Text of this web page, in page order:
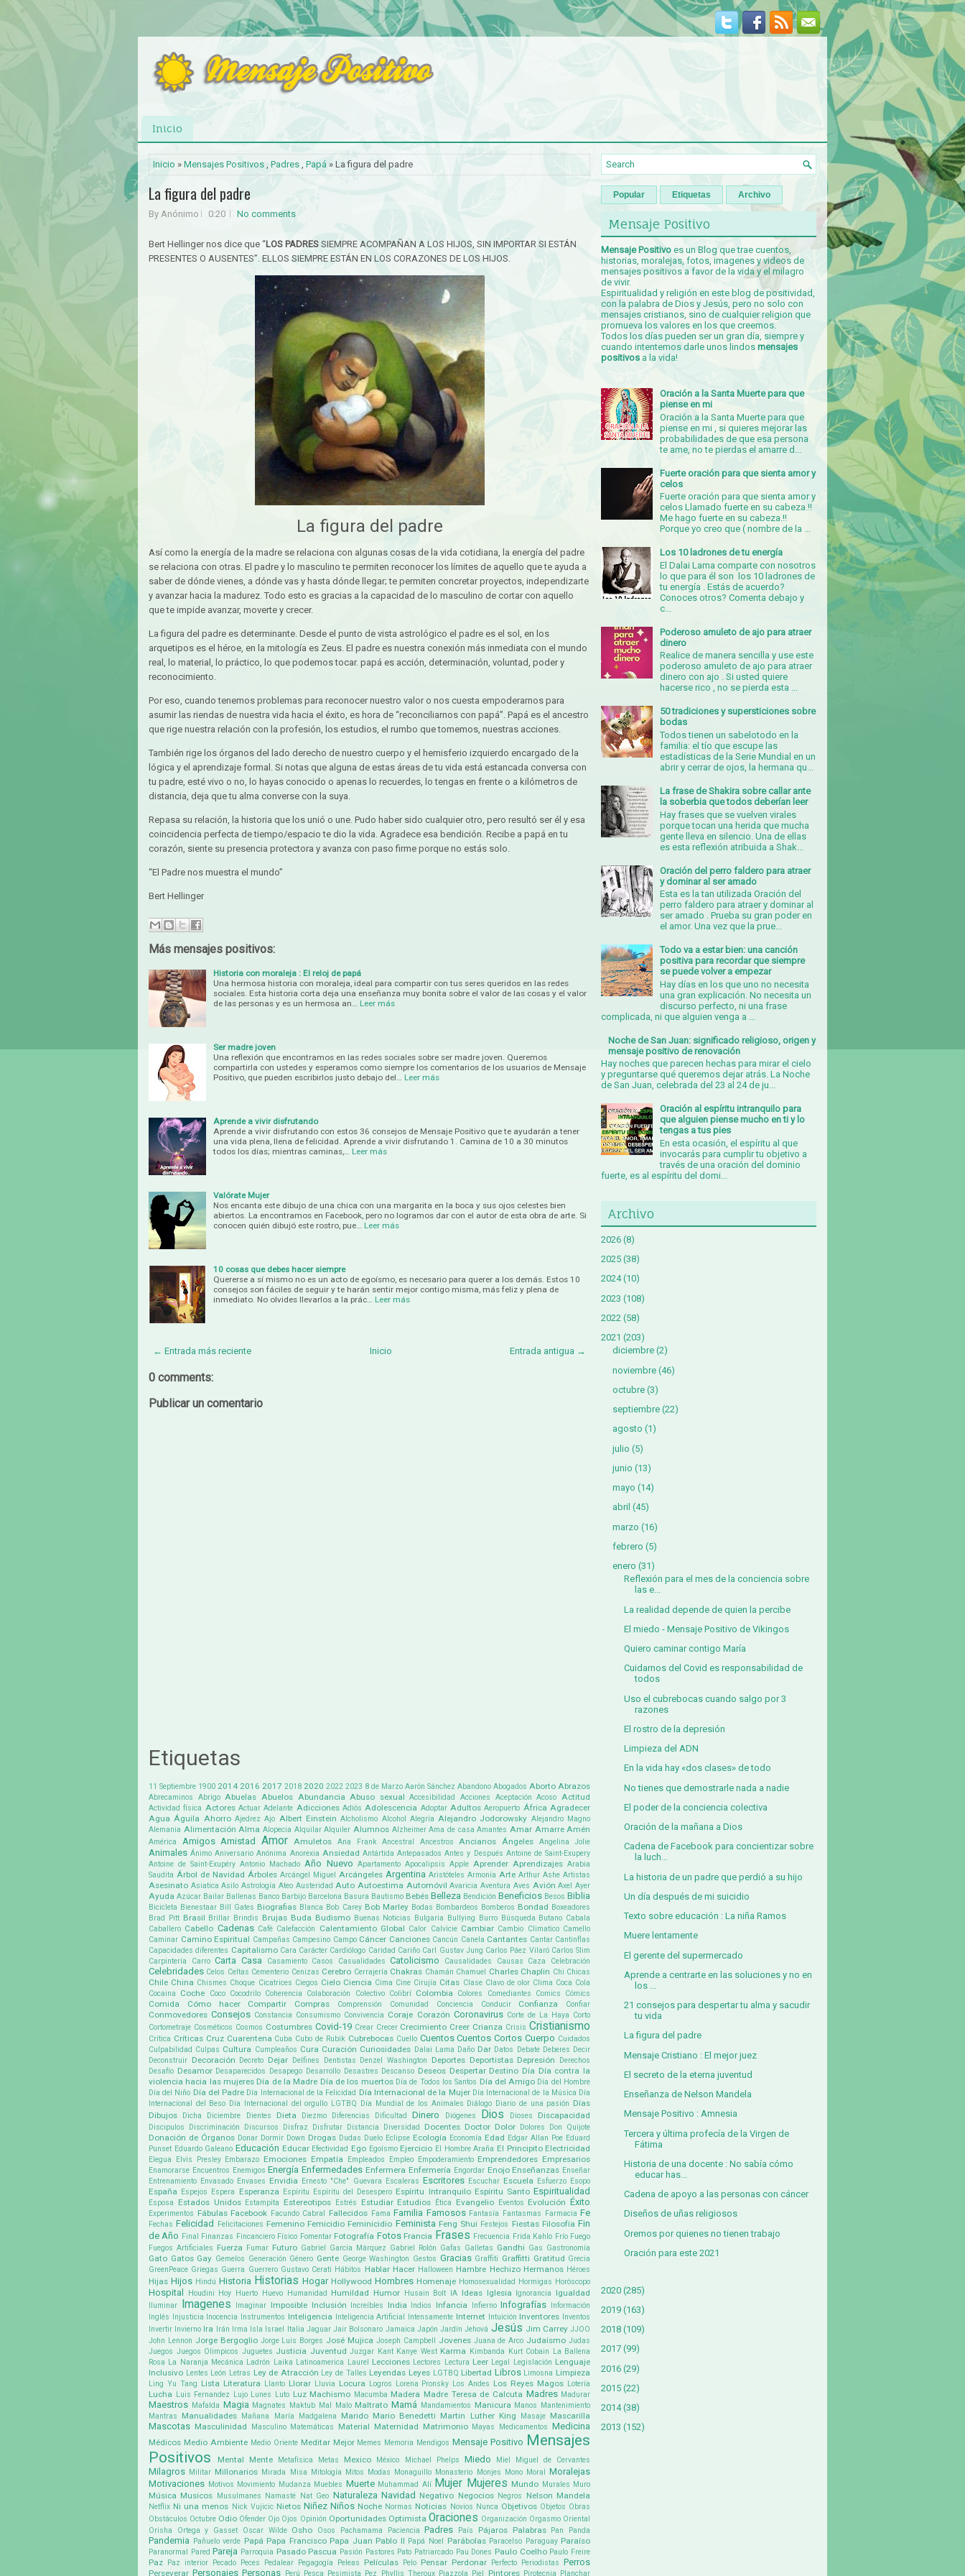
Inicio
Inicio » Mensajes Positivos , Padres , Papá » La figura del padre
La figura del padre
By Anónimo 0:20 No comments
Bert Hellinger nos dice que “LOS PADRES SIEMPRE ACOMPAÑAN A LOS HIJOS, SIN IMPORTAR SI ESTÁN
PRESENTES O AUSENTES”. ELLOS SIEMPRE ESTÁN EN LOS CORAZONES DE LOS HIJOS.
La figura del padre
Así como la energía de la madre se relaciona con algunas cosas de la vida cotidiana, la energía del padre
se relaciona con otras. El padre y lo masculino te permiten reconocer los límites de aquello que te ayuda a
saber de dónde vienes, a dónde vas y hasta dónde llegar; te permiten concretar proyectos, independizarte
y avanzar hacia la madurez. Todo esto es gracias a la capacidad de lo masculino de cortar con aquello
que te impide avanzar, moverte y crecer.
La figura del padre es determinante. Desde el punto de vista astrológico el padre es el sol, en los
arquetipos es el héroe, en la mitología es Zeus. El padre es nuestra conexión más inmediata con el mundo
real, lo material, lo práctico, lo que podemos tocar. papá es acción, determinación, voluntad, poder y
reconocimiento.
Por eso, cuando tenemos problemas para reconocer nuestro valor o nos cuesta empoderarnos para
asumir las riendas de nuestra vida hacia el éxito, es hora de “reconciliarnos con papá”. Papá es el ancestro
que rige nuestra relación con la profesión, los estudios, el rumbo que tomemos, nuestras acciones.
También rige los órganos del lado derecho de nuestro cuerpo y el hemisferio izquierdo encargado de la
lógica y el aprendizaje formal. Si notas que alguna de estas áreas de tu vida está estancada conversa con
tu padre, esté vivo o no, lo hayas conocido o apenas lo recuerdes, lo tengas en frente o a kilómetros de
distancia, deja que tu alma converse con la suya.
Repasa su relación, la historia que los unió o une. Pudo haber sido cualquier otro, pero resultó ser él y esa
coincidencia perfecta de tiempo/espacio te dio la vida. Agradece esa bendición. Recibe a papá en tu
corazón, siente su presencia protectora y avanza con paso firme porque no estás solo.
“El Padre nos muestra el mundo”
Bert Hellinger
Más mensajes positivos:
Historia con moraleja : El reloj de papá
Una hermosa historia con moraleja, ideal para compartir con tus seres queridos en las redes
sociales. Esta historia corta deja una enseñanza muy bonita sobre el valor de las cosas y el valor
de las personas y es un hermosa an…
Leer más
Ser madre joven
Una reflexión que encontramos en las redes sociales sobre ser madre joven. Queremos
compartirla con ustedes y esperamos como siempre los comentarios de los usuarios de Mensaje
Positivo, que pueden escribirlos justo debajo del…
Leer más
Aprende a vivir disfrutando
Aprende a vivir disfrutando con estos 36 consejos de Mensaje Positivo que te ayudarán a tener
una vida plena, llena de felicidad. Aprende a vivir disfrutando 1. Camina de 10 a 30 minutos
todos los días; mientras caminas,…
Leer más
Valórate Mujer
Nos encanta este dibujo de una chica con una margarita en la boca y sus ojos celestes bien
abiertos. La encontramos en Facebook, pero no logramos dar con el autor de esta obra de arte. Si
conocen quién dibujó este rostro, pue…
Leer más
10 cosas que debes hacer siempre
Quererse a sí mismo no es un acto de egoísmo, es necesario para querer a los demás. Estos 10
consejos son fáciles de seguir y te harán sentir mejor contigo misma, más feliz y plena de
inmediato. No olvides llevarlos a la prác…
Leer más
← Entrada más reciente Entrada antigua →
Inicio
0 comments:
Publicar un comentario
Etiquetas
11 Septiembre 1900 2014 2016 2017 2018 2020 2022 2023 8 de Marzo Aarón Sánchez Abandono Abogados Aborto Abrazos
Abrecaminos Abrigo Abuelas Abuelos Abundancia Abuso sexual Accesibilidad Acciones Aceptación Acoso Actitud
Actividad física Actores Actuar Adelante Adicciones Adiós Adolescencia Adoptar Adultos Aeropuerto África Agradecer
Agua Águila Ahorro Ajedrez Ajo Albert Einstein Alcholismo Alcohol Alegría Alejandro Jodorowsky Alejandro Magno
Alemania Alimentación Alma Alopecia Alquilar Alquiler Alumnos Alzheimer Ama de casa Amantes Amar Amarre Amén
América Amigos Amistad Amor Amuletos Ana Frank Ancestral Ancestros Ancianos Ángeles Angelina Jolie
Animales Ánimo Aniversario Anónima Anorexia Ansiedad Antártida Antepasados Antes y Después Antoine de Saint-Exupery
Antoine de Saint-Exupéry Antonio Machado Año Nuevo Apartamento Apocalipsis Apple Aprender Aprendizajes Arabia
Saudita Árbol de Navidad Árboles Arcángel Miguel Arcángeles Argentina Aristóteles Armonía Arte Arthur Ashe Artistas
Asesinato Asiatica Asilo Astrología Ateo Austeridad Auto Autoestima Automóvil Avaricia Aventura Aves Avión Axel Ayer
Ayuda Azúcar Bailar Ballenas Banco Barbijo Barcelona Basura Bautismo Bebés Belleza Bendición Beneficios Besos Biblia
Bicicleta Bienestaar Bill Gates Biografias Blanca Bob Carey Bob Marley Bodas Bombardeos Bomberos Bondad Boxeadores
Brad Pitt Brasil Brillar Brindis Brujas Buda Budismo Buenas Noticias Bulgaria Bullying Burro Búsqueda Butano Cabala
Caballero Cabello Cadenas Café Calefacción Calentamiento Global Calor Calvicie Cambiar Cambio Climatico Camello
Caminar Camino Espiritual Campañas Campesino Campo Cáncer Canciones Cancún Canela Cantantes Cantar Cantinflas
Capacidades diferentes Capitalismo Cara Carácter Cardiólogo Caridad Cariño Carl Gustav Jung Carlos Páez Vilaró Carlos Slim
Carpintería
Carro Carta Casa Casamiento Casos Casualidades Catolicismo Causalidades Causas Caza Celebración
Celebridades Celos Celtas Cementerio Cenizas Cerebro Cerrajería Chakras Chamán Chamuel Charles Chaplin Chi Chicas
Chile China Chismes Choque Cicatrices Ciegos Cielo Ciencia Cima Cine Cirujía Citas Clase Clavo de olor Clima Coca Cola
Cocaina
Coche Coco Cocodrilo Coherencia Colaboración Colectivo Colibrí Colombia Colores Comediantes Comics Cómics
Comida Cómo hacer Compartir Compras Comprensión Comunidad Conciencia Conducir Confianza Confiar
Conmovedores Consejos Constancia Consumismo Convivencia Coraje Corazón Coronavirus Corte de La Haya Corto
Cortometraje Cosméticos Cosmos Costumbres Covid-19 Crear Crecer Crecimiento Creer Crianza Crisis Cristianismo
Crítica Críticas Cruz Cuarentena Cuba Cubo de Rubik Cubrebocas Cuello Cuentos Cuentos Cortos Cuerpo Cuidados
Culpabilidad Culpas Cultura Cumpleaños Cura Curación Curiosidades Dalai Lama Daño Dar Datos Debate Deberes Decir
Deconstruir Decoración Decreto Dejar Delfines Dentistas Denzel Washington Deportes Deportistas Depresión
Derechos
Desafío Desamor Desaparecidos Desapego Desarrollo Desastres Descanso Deseos Despertar Destino Día Día contra la
violencia hacia las mujeres Día de la Madre Día de los muertos Día de Todos los Santos Día del Amigo Día del Hombre
Día del Niño Día del Padre Día Internacional de la Felicidad Día Internacional de la Mujer Día Internacional de la Música Día
Internacional del Beso Día Internacional del orgullo LGTBQ Día Mundial de los Animales Diálogo Diario de una pasión Días
Dibujos
Dicha Diciembre Dientes Dieta Diezmo Diferencias Dificultad Dinero Diógenes Dios Dioses Discapacidad
Discipulos Discriminación Discursos Disfraz Disfrutar Distancia Diversidad Docentes Doctor Dolor Dolores Don Quijote
Donación de Órganos Donar Dormir Down Drogas Dudas Duelo Eclipse Ecología Economía Edad Edgar Allan Poe Eduard
Punset Eduardo Galeano Educación Educar Efectividad Ego Egoísmo Ejercicio El Hombre Araña El Principito Electricidad
Elegua Elvis Presley Embarazo Emociones Empatía Empleados Empleo Empoderamiento Emprendedores Empresarios
Enamorarse Encuentros Enemigos Energía Enfermedades Enfermera Enfermería Engordar Enojo Enseñanzas Enseñar
Entrenamiento Envasado Envases Envidia Ernesto "Che" Guevara Escaleras Escritores Escuchar Escuela Esfuerzo Esopo
España Espejos Espera Esperanza Espíritu Espíritu del Desespero Espíritu Intranquilo Espíritu Santo Espiritualidad
Esposa Estados Unidos Estampita Estereotipos Estrés Estudiar Estudios Ética Evangelio Eventos Evolución Éxito
Experimentos Fábulas Facebook Facundo Cabral Fallecidos Fama Familia Famosos Fantasía Fantasmas Farmacia Fe
Fechas Felicidad Felicitaciones Femenino Femicidio Feminicidio Feminista Feng Shui Festejos Fiestas Filosofía Fin
de Año Final Finanzas Fincanciero Físico Fomentar Fotografía Fotos Francia Frases Frecuencia Frida Kahlo Frío Fuego
Fuegos Artificiales Fuerza Fumar Futuro Gabriel García Márquez Gabriel Rolón Gafas Galletas Gandhi Gas Gastronomía
Gato Gatos Gay Gemelos Generación Género Gente George Washington Gestos Gracias Graffiti Graffitti Gratitud Grecia
GreenPeace Griegas Guerra Guerrero Gustavo Cerati Hábitos Hablar Hacer Halloween Hambre Hechizo Hermanos Héroes
Hijas Hijos Hindú Historia Historias Hogar Hollywood Hombres Homenaje Homosexualidad Hormigas Horóscopo
Hospital Houdini Hoy Huerto Huevo Humanidad Humildad Humor Husain Bolt IA Ideas Iglesia Ignorancia Igualdad
Iluminar Imagenes Imaginar Imposible Inclusión Increíbles India Indios Infancia Infierno Infografías
Información
Inglés
Injusticia Inocencia Instrumentos Inteligencia Inteligencia Artificial Intensamente Internet Intuición Inventores
Inventos
Invertir Invierno Ira Irán Irma Isla Israel Italia Jaguar Jair Bolsonaro Jamaica Japón Jardín Jehová Jesús Jim Carrey JJOO
John Lennon Jorge Bergoglio Jorge Luis Borges José Mujica Joseph Campbell Jovenes Juana de Arco Judaísmo Judas
Juegos Juegos Olimpicos Juguetes Justicia Juventud Juzgar Kant Kanye West Karma Kimbanda Kurt Cobain
La Ballena
Rosa La Naranja Mecánica Ladrón Laika Latinoamerica Laurel Lecciones Lectores Lectura Leer Legal Legislación Lenguaje
Inclusivo Lentes León Letras Ley de Atracción Ley de Talles Leyendas Leyes LGTBQ Libertad Libros Limosna Limpieza
Ling Yu Tang Lista Literatura Llanto Llorar Lluvia Locura Logros Lorena Pronsky Los Andes Los Reyes Magos Lotería
Lucha Luis Fernandez Lujo Lunes Luto Luz Machismo Macumba Madera Madre Teresa de Calcuta Madres Madurar
Maestros Mafalda Magia Magnates Maktub Mal Malo Maltrato Mamá Mandamientos Manicura Manos
Mantenimiento
Mantras
Manualidades Mañana María Madgalena Marido Mario Benedetti Martin Luther King Masaje Mascarilla
Mascotas Masculinidad Masculino Matemáticas Material Maternidad Matrimonio Mayas Medicamentos Medicina
Médicos Medio Ambiente Medio Oriente Meditar Mejor Memes Memoria Mendigos Mensaje Positivo Mensajes
Positivos
Mental Mente Metafísica Metas Mexico México Michael Phelps Miedo Miel Miguel de Cervantes
Milagros Militar Millonarios Mirada Misa Mitología Mitos Modas Monaguillo Monasterio Monjes Mono Moral
Moralejas
Motivaciones Motivos Movimiento Mudanza Muebles Muerte Muhammad Alí Mujer Mujeres Mundo Murales Muro
Música Musicos Musulmanes Namasté Nat Geo Naturaleza Navidad Negativo Negocios Negros Nelson Mandela
Netflix Ni una menos Nick Vujicic Nietos Niñez Niños Noche Normas Noticias Novios Nunca Objetivos Objetos Obras
Obstáculos Octubre Odio Ofender Ojo Ojos Opinión Oportunidades Optimista Oraciones Organización Orgasmo Oriental
Orisha
Ortega y Gasset Oscar Wilde Osho Osos Pachamama Paciencia Padres País Pájaros Palabras Pan Panda
Pandemia Pañuelo verde Papá Papa Francisco Papa Juan Pablo II Papá Noel Parábolas Paracelso Paraguay Paraíso
Paranormal Pared Pareja Parroquia Pasado Pascua Pasión Pastores Pato Patriarcado Pau Dones Paulo Coelho Paulo Freire
Paz Paz interior Pecado Peces Pedalear Pegagogía Peleas Películas Pelo Pensar Perdonar Perfecto Periodistas Perros
Perseverar Personajes Personas Perú Pesca Pesimista Pez Phyllis Theroux Piazzola Piel Pintores Pirotecnia Planchar
Popular Etiquetas Archivo
Mensaje Positivo
Mensaje Positivo es un Blog que trae cuentos,
historias, moralejas, fotos, imagenes y videos de
mensajes positivos a favor de la vida y el milagro
de vivir.
Espiritualidad y religión en este blog de positividad,
con la palabra de Dios y Jesús, pero no solo con
mensajes cristianos, sino de cualquier religion que
promueva los valores en los que creemos.
Todos los días pueden ser un gran día, siempre y
cuando intentemos darle unos lindos mensajes
positivos a la vida!
Oración a la Santa Muerte para que
piense en mi
Oración a la Santa Muerte para que
piense en mi , si quieres mejorar las
probabilidades de que esa persona
te ame, no te pierdas el amarre d...
Fuerte oración para que sienta amor y
celos
Fuerte oración para que sienta amor y
celos Llamado fuerte en su cabeza.!!
Me hago fuerte en su cabeza.!!
Porque yo creo que ( nombre de la ...
Los 10 ladrones de tu energía
El Dalai Lama comparte con nosotros
lo que para él son los 10 ladrones de
tu energía . Estás de acuerdo?
Conoces otros? Comenta debajo y
c...
Poderoso amuleto de ajo para atraer
dinero
Realice de manera sencilla y use este
poderoso amuleto de ajo para atraer
dinero con ajo . Si usted quiere
hacerse rico , no se pierda esta ...
50 tradiciones y supersticiones sobre
bodas
Todos tienen un sabelotodo en la
familia: el tío que escupe las
estadísticas de la Serie Mundial en un
abrir y cerrar de ojos, la hermana qu...
La frase de Shakira sobre callar ante
la soberbia que todos deberían leer
Hay frases que se vuelven virales
porque tocan una herida que mucha
gente lleva en silencio. Una de ellas
es esta reflexión atribuida a Shak...
Oración del perro faldero para atraer
y dominar al ser amado
Esta es la tan utilizada Oración del
perro faldero para atraer y dominar al
ser amado . Prueba su gran poder en
el amor. Una vez que la prue...
Todo va a estar bien: una canción
positiva para recordar que siempre
se puede volver a empezar
Hay días en los que uno no necesita
una gran explicación. No necesita un
discurso perfecto, ni una frase
complicada, ni que alguien venga a ...
Noche de San Juan: significado religioso, origen y
mensaje positivo de renovación
Hay noches que parecen hechas para mirar el cielo
y preguntarse qué queremos dejar atrás. La Noche
de San Juan, celebrada del 23 al 24 de ju...
Oración al espíritu intranquilo para
que alguien piense mucho en ti y lo
tengas a tus pies
En esta ocasión, el espíritu al que
invocarás para cumplir tu objetivo a
través de una oración del dominio
fuerte, es al espíritu del domi...
Archivo
2026 (8)
2025 (38)
2024 (10)
2023 (108)
2022 (58)
2021 (203)
diciembre (2)
noviembre (46)
octubre (3)
septiembre (22)
agosto (1)
julio (5)
junio (13)
mayo (14)
abril (45)
marzo (16)
febrero (5)
enero (31)
Reflexión para el mes de la conciencia sobre
las e...
La realidad depende de quien la percibe
El miedo - Mensaje Positivo de Vikingos
Quiero caminar contigo María
Cuidarnos del Covid es responsabilidad de
todos
Uso el cubrebocas cuando salgo por 3
razones
El rostro de la depresión
Limpieza del ADN
En la vida hay «dos clases» de todo
No tienes que demostrarle nada a nadie
El poder de la conciencia colectiva
Oración de la mañana a Dios
Cadena de Facebook para concientizar sobre
la luch...
La historia de un padre que perdió a su hijo
Un día después de mi suicidio
Texto sobre educación : La niña Ramos
Muere lentamente
El gerente del supermercado
Aprende a centrarte en las soluciones y no en
los ...
21 consejos para despertar tu alma y sacudir
tu vida
La figura del padre
Mensaje Cristiano : El mejor juez
El secreto de la eterna juventud
Enseñanza de Nelson Mandela
Mensaje Positivo : Amnesia
Tercera y última profecía de la Virgen de
Fátima
Historia de una docente : No sabía cómo
educar has...
Cadena de apoyo a las personas con cáncer
Diseños de uñas religiosos
Oremos por quienes no tienen trabajo
Oración para este 2021
2020 (285)
2019 (163)
2018 (109)
2017 (99)
2016 (29)
2015 (22)
2014 (38)
2013 (152)